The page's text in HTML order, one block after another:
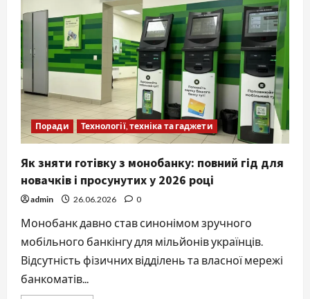
україні:
актуальна
чисельність
ЗСУ
у
2026
році
Поради Технології, техніка та гаджети
Як зняти готівку з монобанку: повний гід для
новачків і просунутих у 2026 році
admin 26.06.2026 0
Монобанк давно став синонімом зручного
мобільного банкінгу для мільйонів українців.
Відсутність фізичних відділень та власної мережі
банкоматів...